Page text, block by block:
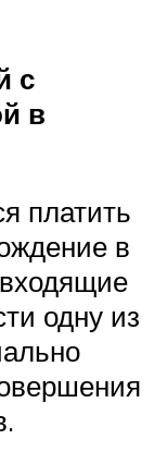
с
в
платить
в
одну из